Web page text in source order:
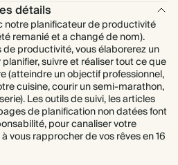
détails
notre planificateur de productivité
remanié et a changé de nom).
productivité, vous élaborerez un
suivre et réaliser tout ce que
(atteindre un objectif professionnel,
cuisine, courir un semi-marathon,
Les outils de suivi, les articles
de planification non datées font
pour canaliser votre
vous rapprocher de vos rêves en 16